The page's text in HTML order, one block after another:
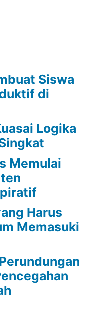
Siswa
di
Logika
Memulai
Harus
Memasuki